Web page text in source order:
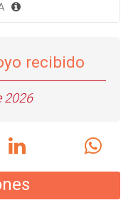
recibido
2026